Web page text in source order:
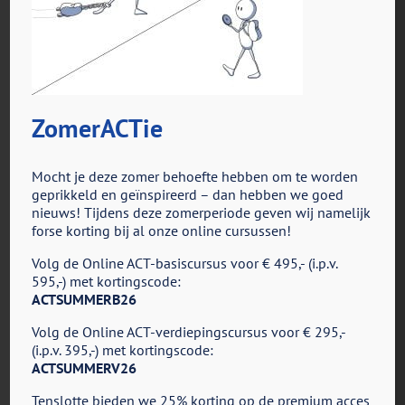
7_Flexibiliteit_
(2)
Facebook
X Reddit
ZomerACTie
Mocht je deze zomer behoefte hebben om te worden
geprikkeld en geïnspireerd – dan hebben we goed
nieuws! Tijdens deze zomerperiode geven wij namelijk
forse korting bij al onze online cursussen!
Volg de Online ACT-basiscursus voor € 495,- (i.p.v.
595,-) met kortingscode:
ACTSUMMERB26
Volg de Online ACT-verdiepingscursus voor € 295,-
(i.p.v. 395,-) met kortingscode:
ACTSUMMERV26
Tenslotte bieden we 25% korting op de premium acces